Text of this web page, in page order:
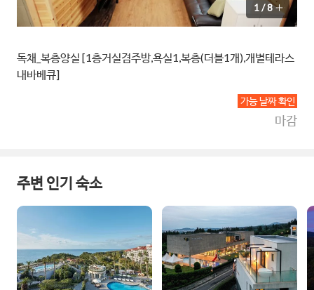
1/8
독채_복층양실 [1층거실겸주방,욕실1,복층(더블1개),개별테라스
내바베큐]
가능 날짜 확인
마감
주변 인기 숙소